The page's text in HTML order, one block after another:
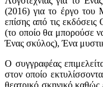
(2016) για το έργο
επίσης από τις
(το οποίο θα μπορούσε
Ένας σκύλος), Ένα
Ο συγγραφέας
στον οποίο